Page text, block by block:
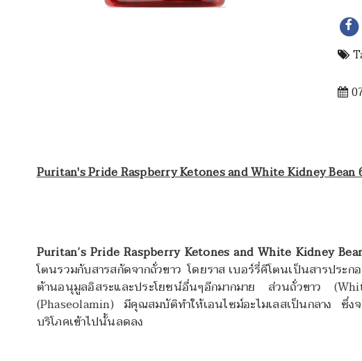
Puritan's Pride Raspberry Ketones and White Kidney Bean
Puritan’s Pride Raspberry Ketones and White Kidney
โตนรวมกับสารสกัดจากถั่วขาว โดยราส เบอร์รี่คีโตนเป็นสารประก
ต้านอนุมูลอิสระและประโยชน์อื่นๆอีกมากมาย ส่วนถั่วขาว
(Phaseolamin)มีคุณสมบัติทำให้เอนไซม์อะไมเลสเป็นกลาง ซึ่งจ
บริโภคเข้าไปนั้นลดลง